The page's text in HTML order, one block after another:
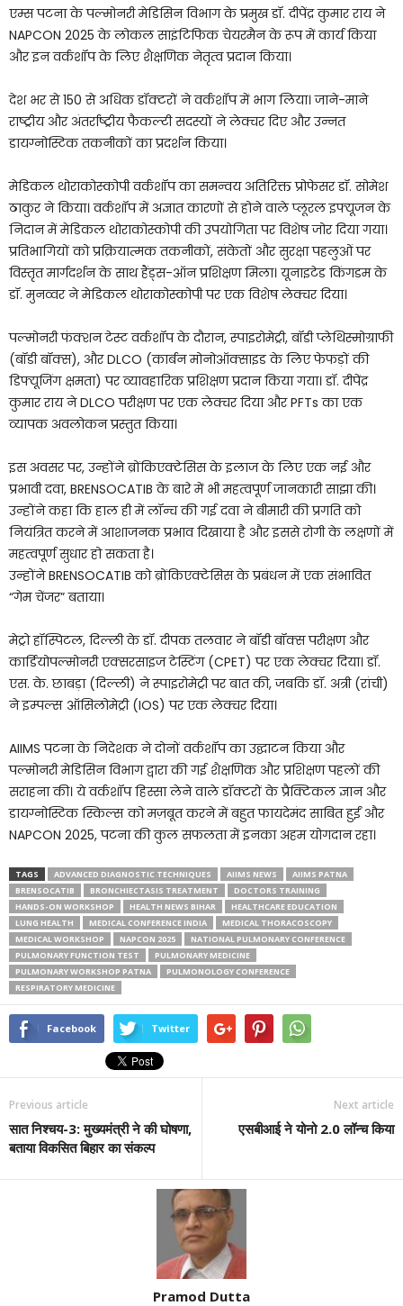
एम्स पटना के पल्मोनरी मेडिसिन विभाग के प्रमुख डॉ. दीपेंद्र कुमार राय ने
NAPCON 2025 के लोकल साइंटिफिक चेयरमैन के रूप में कार्य किया
और इन वर्कशॉप के लिए शैक्षणिक नेतृत्व प्रदान किया।
देश भर से 150 से अधिक डॉक्टरों ने वर्कशॉप में भाग लिया। जाने-माने
राष्ट्रीय और अंतर्राष्ट्रीय फैकल्टी सदस्यों ने लेक्चर दिए और उन्नत
डायग्नोस्टिक तकनीकों का प्रदर्शन किया।
मेडिकल थोराकोस्कोपी वर्कशॉप का समन्वय अतिरिक्त प्रोफेसर डॉ. सोमेश
ठाकुर ने किया। वर्कशॉप में अज्ञात कारणों से होने वाले प्लूरल इफ्यूजन के
निदान में मेडिकल थोराकोस्कोपी की उपयोगिता पर विशेष जोर दिया गया।
प्रतिभागियों को प्रक्रियात्मक तकनीकों, संकेतों और सुरक्षा पहलुओं पर
विस्तृत मार्गदर्शन के साथ हैंड्स-ऑन प्रशिक्षण मिला। यूनाइटेड किंगडम के
डॉ. मुनव्वर ने मेडिकल थोराकोस्कोपी पर एक विशेष लेक्चर दिया।
पल्मोनरी फंक्शन टेस्ट वर्कशॉप के दौरान, स्पाइरोमेट्री, बॉडी प्लेथिस्मोग्राफी
(बॉडी बॉक्स), और DLCO (कार्बन मोनोऑक्साइड के लिए फेफड़ों की
डिफ्यूजिंग क्षमता) पर व्यावहारिक प्रशिक्षण प्रदान किया गया। डॉ. दीपेंद्र
कुमार राय ने DLCO परीक्षण पर एक लेक्चर दिया और PFTs का एक
व्यापक अवलोकन प्रस्तुत किया।
इस अवसर पर, उन्होंने ब्रोंकिएक्टेसिस के इलाज के लिए एक नई और
प्रभावी दवा, BRENSOCATIB के बारे में भी महत्वपूर्ण जानकारी साझा की।
उन्होंने कहा कि हाल ही में लॉन्च की गई दवा ने बीमारी की प्रगति को
नियंत्रित करने में आशाजनक प्रभाव दिखाया है और इससे रोगी के लक्षणों में
महत्वपूर्ण सुधार हो सकता है।
उन्होंने BRENSOCATIB को ब्रोंकिएक्टेसिस के प्रबंधन में एक संभावित
“गेम चेंजर” बताया।
मेट्रो हॉस्पिटल, दिल्ली के डॉ. दीपक तलवार ने बॉडी बॉक्स परीक्षण और
कार्डियोपल्मोनरी एक्सरसाइज टेस्टिंग (CPET) पर एक लेक्चर दिया। डॉ.
एस. के. छाबड़ा (दिल्ली) ने स्पाइरोमेट्री पर बात की, जबकि डॉ. अत्री (रांची)
ने इम्पल्स ऑसिलोमेट्री (IOS) पर एक लेक्चर दिया।
AIIMS पटना के निदेशक ने दोनों वर्कशॉप का उद्घाटन किया और
पल्मोनरी मेडिसिन विभाग द्वारा की गई शैक्षणिक और प्रशिक्षण पहलों की
सराहना की। ये वर्कशॉप हिस्सा लेने वाले डॉक्टरों के प्रैक्टिकल ज्ञान और
डायग्नोस्टिक स्किल्स को मज़बूत करने में बहुत फायदेमंद साबित हुईं और
NAPCON 2025, पटना की कुल सफलता में इनका अहम योगदान रहा।
TAGS ADVANCED DIAGNOSTIC TECHNIQUES AIIMS NEWS
AIIMS PATNA
BRENSOCATIB
BRONCHIECTASIS TREATMENT
DOCTORS TRAINING
HANDS-ON WORKSHOP
HEALTH NEWS BIHAR
HEALTHCARE EDUCATION
LUNG HEALTH
MEDICAL CONFERENCE INDIA
MEDICAL THORACOSCOPY
MEDICAL WORKSHOP
NAPCON 2025
NATIONAL PULMONARY CONFERENCE
PULMONARY FUNCTION TEST
PULMONARY MEDICINE
PULMONARY WORKSHOP PATNA
PULMONOLOGY CONFERENCE
RESPIRATORY MEDICINE
Facebook Twitter
Previous article
सात निश्चय-3: मुख्यमंत्री ने की घोषणा,
बताया विकसित बिहार का संकल्प
Next article
एसबीआई ने योनो 2.0 लॉन्च किया
Pramod Dutta